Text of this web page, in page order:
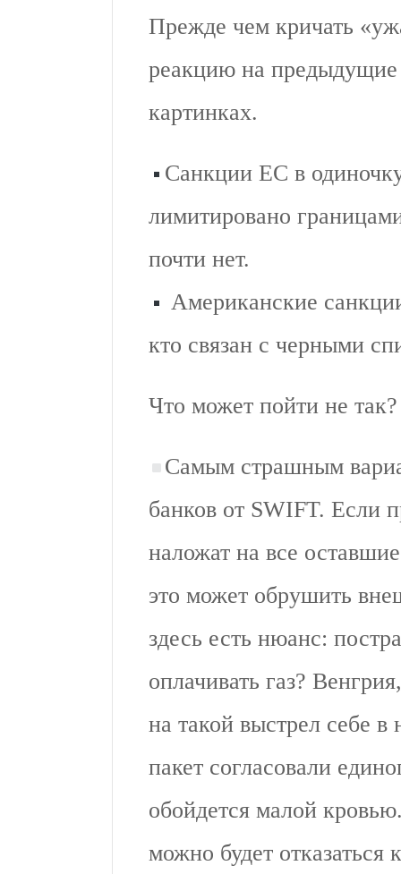
Прежде чем кричать
реакцию на
картинках.
Санкции ЕС в
лимитировано
почти нет.
Американские
кто связан с черными
Что может пойти не так?
Самым страшным
банков от SWIFT. Если
наложат на все
это может обрушить
здесь есть нюанс:
оплачивать газ?
на такой выстрел себе
пакет согласовали
обойдется малой
можно будет отказаться